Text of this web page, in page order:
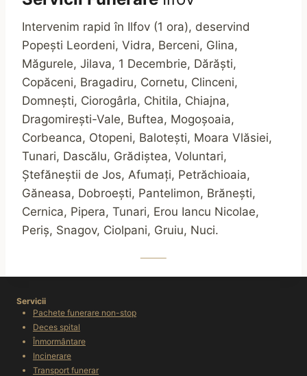
Intervenim rapid în Ilfov (1 ora), deservind
Popești Leordeni, Vidra, Berceni, Glina,
Măgurele, Jilava, 1 Decembrie, Dărăști,
Copăceni, Bragadiru, Cornetu, Clinceni,
Domnești, Ciorogârla, Chitila, Chiajna,
Dragomirești-Vale, Buftea, Mogoșoaia,
Corbeanca, Otopeni, Balotești, Moara Vlăsiei,
Tunari, Dascălu, Grădiștea, Voluntari,
Ștefăneștii de Jos, Afumați, Petrăchioaia,
Găneasa, Dobroești, Pantelimon, Brănești,
Cernica, Pipera, Tunari, Erou Iancu Nicolae,
Periș, Snagov, Ciolpani, Gruiu, Nuci.
Servicii
Pachete funerare non-stop
Deces spital
Înmormântare
Incinerare
Transport funerar